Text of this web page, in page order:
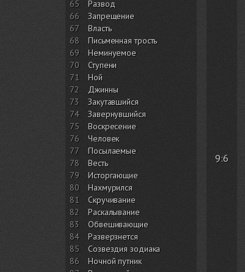
65
Развод
66
Запрещение
67
Власть
68
Письменная трость
69
Неминуемое
70
Ступени
71
Ной
72
Джинны
73
Закутавшийся
74
Завернувшийся
75
Воскресение
76
Человек
77
Посылаемые
78
Весть
79
Исторгающие
80
Нахмурился
81
Скручивание
82
Раскалывание
83
Обвешивающие
84
Разверзнется
85
Созвездия зодиака
86
Ночной путник
9:6